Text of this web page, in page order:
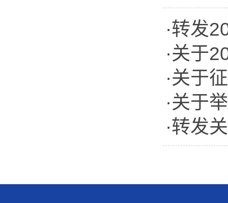
一”表
·转发
智能
·关于
·关于
·关于
·转发